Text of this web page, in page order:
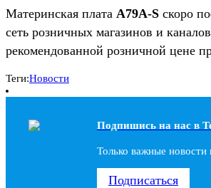
Материнская плата A79A-S скоро
сеть розничных магазинов и
рекомендованной розничной цене
Теги:Новости
Подпишись на наc в
Только важные новости
Подписаться